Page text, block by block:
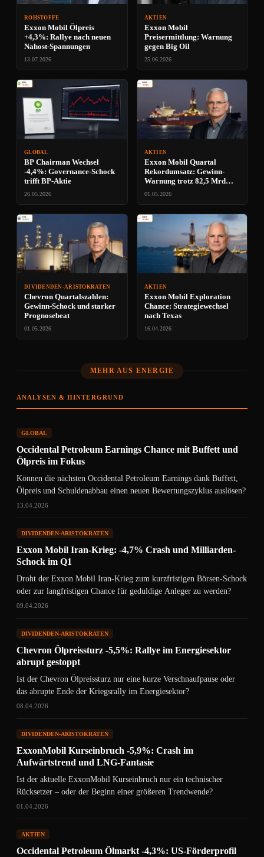
ROHSTOFFE
Exxon Mobil Ölpreis
+4,3%: Rallye nach neuen
Nahost-Spannungen
13.07.2026
AKTIEN
Exxon Mobil
Preisermittlung: Warnung
gegen Big Oil
25.06.2026
GLOBAL
BP Chairman Wechsel
-4,4%: Governance-Schock
trifft BP-Aktie
26.05.2026
AKTIEN
Exxon Mobil Quartal
Rekordumsatz: Gewinn-
Warnung trotz 82,5 Mrd
Dollar
01.05.2026
DIVIDENDEN-ARISTOKRATEN
Chevron Quartalszahlen:
Gewinn-Schock und starker
Prognosebeat
01.05.2026
AKTIEN
Exxon Mobil Exploration
Chance: Strategiewechsel
nach Texas
16.04.2026
MEHR AUS ENERGIE
ANALYSEN & HINTERGRUND
GLOBAL
Occidental Petroleum Earnings Chance mit Buffett und
Ölpreis im Fokus
Können die nächsten Occidental Petroleum Earnings dank Buffett,
Ölpreis und Schuldenabbau einen neuen Bewertungszyklus auslösen?
13.04.2026
DIVIDENDEN-ARISTOKRATEN
Exxon Mobil Iran-Krieg: -4,7% Crash und Milliarden-
Schock im Q1
Droht der Exxon Mobil Iran-Krieg zum kurzfristigen Börsen-Schock
oder zur langfristigen Chance für geduldige Anleger zu werden?
09.04.2026
DIVIDENDEN-ARISTOKRATEN
Chevron Ölpreissturz -5,5%: Rallye im Energiesektor
abrupt gestoppt
Ist der Chevron Ölpreissturz nur eine kurze Verschnaufpause oder
das abrupte Ende der Kriegsrally im Energiesektor?
08.04.2026
DIVIDENDEN-ARISTOKRATEN
ExxonMobil Kurseinbruch -5,9%: Crash im
Aufwärtstrend und LNG-Fantasie
Ist der aktuelle ExxonMobil Kurseinbruch nur ein technischer
Rücksetzer – oder der Beginn einer größeren Trendwende?
01.04.2026
AKTIEN
Occidental Petroleum Ölmarkt -4,3%: US-Förderprofil